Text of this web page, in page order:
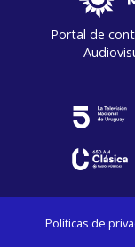
Portal de
Políticas de